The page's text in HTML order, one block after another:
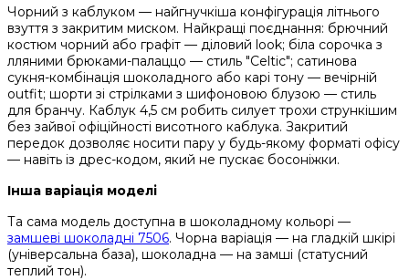
Чорний з каблуком — найгнучкіша конфігурація літнього
взуття з закритим миском. Найкращі поєднання: брючний
костюм чорний або графіт — діловий look; біла сорочка з
лляними брюками-палаццо — стиль "Cеltic"; сатинова
сукня-комбінація шоколадного або карі тону — вечірній
outfit; шорти зі стрілками з шифоновою блузою — стиль
для бранчу. Каблук 4,5 см робить силует трохи стрункішим
без зайвої офіційності висотного каблука. Закритий
передок дозволяє носити пару у будь-якому форматі офісу
— навіть із дрес-кодом, який не пускає босоніжки.
Інша варіація моделі
Та сама модель доступна в шоколадному кольорі —
замшеві шоколадні 7506. Чорна варіація — на гладкій шкірі
(універсальна база), шоколадна — на замші (статусний
теплий тон).